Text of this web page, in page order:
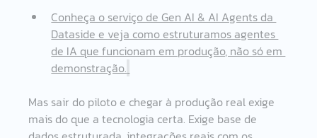
Conheça o serviço de Gen AI & AI Agents da
Dataside e veja como estruturamos agentes
de IA que funcionam em produção, não só em
demonstração.
Mas sair do piloto e chegar à produção real exige
mais do que a tecnologia certa. Exige base de